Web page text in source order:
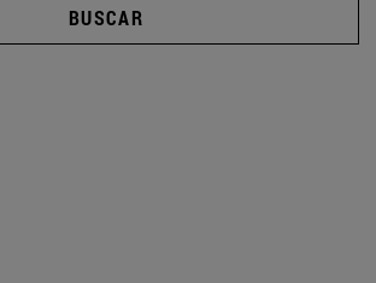
BUSCAR